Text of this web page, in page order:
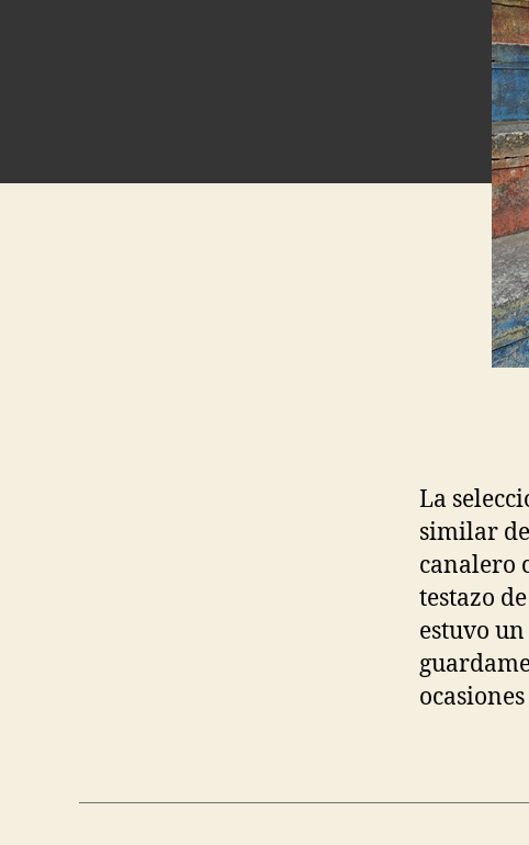
La
similar
canalero
testazo de
estuvo